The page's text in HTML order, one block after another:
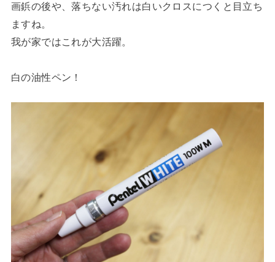
画鋲の後や、落ちない汚れは白いクロスにつくと目立ち
ますね。
我が家ではこれが大活躍。
白の油性ペン！